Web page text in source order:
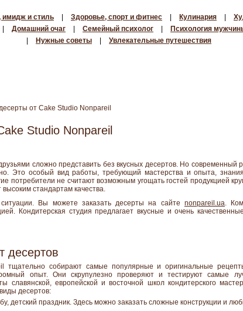
имидж и стиль Здоровье, спорт и фитнес Кулинария
Домашний очаг Семейный психолог Психология
Нужные советы Увлекательные путешествия
от Cake Studio Nonpareil
Studio Nonpareil
сложно представить без вкусных десертов. Но современный
Это особый вид работы, требующий мастерства и опыта,
потребители не считают возможным угощать гостей продукцией
высоким стандартам качества.
Вы можете заказать десерты на сайте nonpareil.ua.
Кондитерская студия предлагает вкусные и очень
десертов
тщательно собирают самые популярные и оригинальные
опыт. Они скрупулезно проверяют и тестируют самые
славянской, европейской и восточной школ кондитерского
десертов:
детский праздник. Здесь можно заказать сложные конструкции и